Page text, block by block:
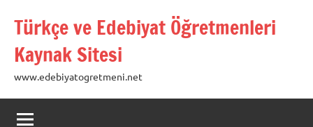
Türkçe ve Edebiyat Öğretmenleri
Kaynak Sitesi
www.edebiyatogretmeni.net